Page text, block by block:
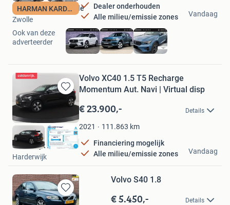
HARMAN KARDON
Dealer onderhouden
Alle milieu/emissie zones
Nieuwenhuijse Zwolle
Zwolle
Vandaag
Ook van deze
adverteerder
Bewaren
Favorieten
Volvo XC40 1.5 T5 Recharge
Momentum Aut. Navi | Virtual disp
€ 23.900,- Details
2021 111.863 km
Financiering mogelijk
Alle milieu/emissie zones
Seldenrijk B.V.
Harderwijk
Vandaag
Bewaren
Volvo S40 1.8
€ 5.450,- Details